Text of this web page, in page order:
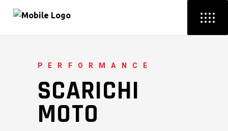
PERFORMANCE
SCARICHI
MOTO